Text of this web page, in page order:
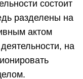
состоит
разделены на
актом
на